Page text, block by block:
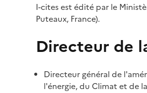
I-cites est édité par le
Puteaux, France).
Directeur de
Directeur général de
l'énergie, du Climat et de